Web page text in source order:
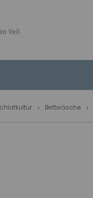
Bettwäsche